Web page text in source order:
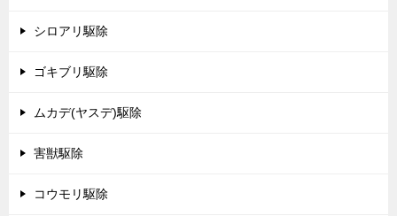
シロアリ駆除
ゴキブリ駆除
ムカデ(ヤスデ)駆除
害獣駆除
コウモリ駆除